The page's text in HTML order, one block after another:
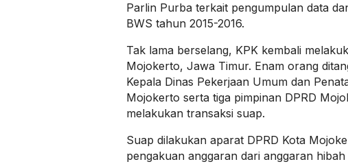
Parlin Purba terkait pengumpulan data
BWS tahun 2015-2016.
Tak lama berselang, KPK kembali
Mojokerto, Jawa Timur. Enam orang
Kepala Dinas Pekerjaan Umum dan
Mojokerto serta tiga pimpinan DPRD
melakukan transaksi suap.
Suap dilakukan aparat DPRD Kota
pengakuan anggaran dari anggaran